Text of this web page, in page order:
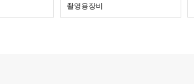
촬영용장비